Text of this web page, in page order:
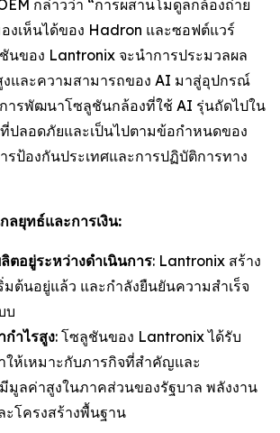
กล่าวว่า “การผสานโมดูลกล้องถ่าย
งเห็นได้ของ Hadron และซอฟต์แวร์
นของ Lantronix จะนำการประมวลผล
ละความสามารถของ AI มาสู่อุปกรณ์
การพัฒนาโซลูชันกล้องที่ใช้ AI รุ่นถัดไปใน
ปลอดภัยและเป็นไปตามข้อกำหนดของ
รป้องกันประเทศและการปฏิบัติการทาง
ยุทธ์และการเงิน:
ตอยู่ระหว่างดำเนินการ: Lantronix สร้าง
มต้นอยู่แล้ว และกำลังยืนยันความสำเร็จ
บ
ำไรสูง: โซลูชันของ Lantronix ได้รับ
ให้เหมาะกับภารกิจที่สำคัญและ
มูลค่าสูงในภาคส่วนของรัฐบาล พลังงาน
ะโครงสร้างพื้นฐาน